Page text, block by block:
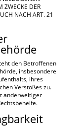
ZWECKE DER
NACH ART. 21
den Betroffenen
insbesondere
ihres
Verstoßes zu.
anderweitiger